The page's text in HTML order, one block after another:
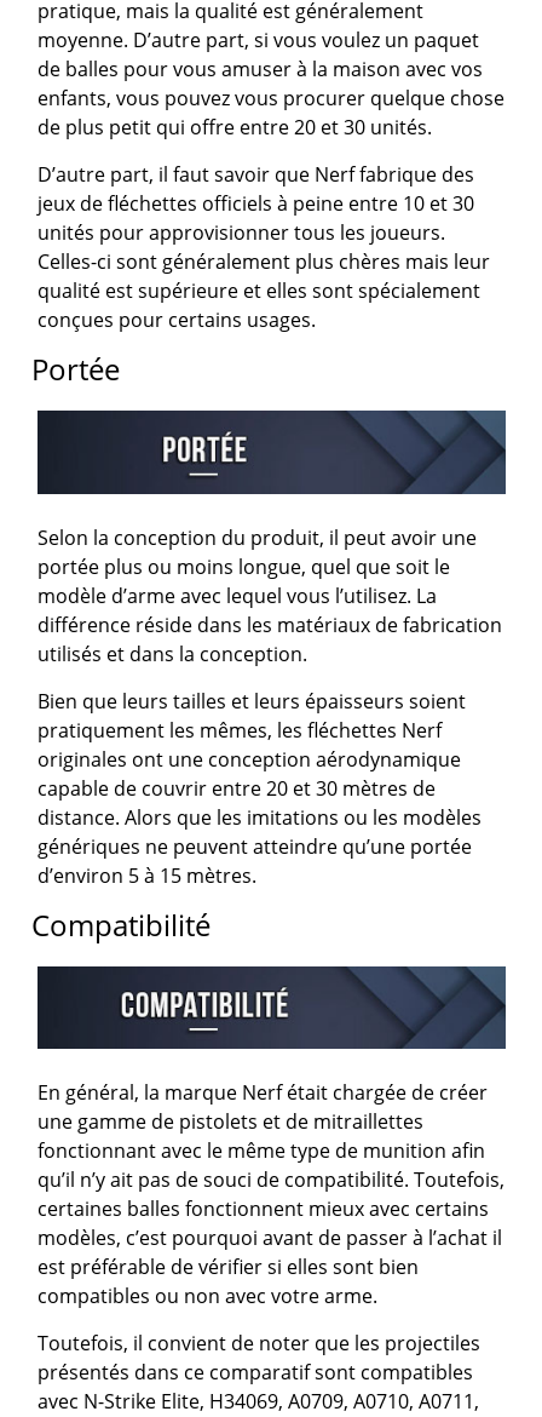
pratique, mais la qualité est généralement
moyenne. D’autre part, si vous voulez un paquet
de balles pour vous amuser à la maison avec vos
enfants, vous pouvez vous procurer quelque chose
de plus petit qui offre entre 20 et 30 unités.
D’autre part, il faut savoir que Nerf fabrique des
jeux de fléchettes officiels à peine entre 10 et 30
unités pour approvisionner tous les joueurs.
Celles-ci sont généralement plus chères mais leur
qualité est supérieure et elles sont spécialement
conçues pour certains usages.
Portée
Selon la conception du produit, il peut avoir une
portée plus ou moins longue, quel que soit le
modèle d’arme avec lequel vous l’utilisez. La
différence réside dans les matériaux de fabrication
utilisés et dans la conception.
Bien que leurs tailles et leurs épaisseurs soient
pratiquement les mêmes, les fléchettes Nerf
originales ont une conception aérodynamique
capable de couvrir entre 20 et 30 mètres de
distance. Alors que les imitations ou les modèles
génériques ne peuvent atteindre qu’une portée
d’environ 5 à 15 mètres.
Compatibilité
En général, la marque Nerf était chargée de créer
une gamme de pistolets et de mitraillettes
fonctionnant avec le même type de munition afin
qu’il n’y ait pas de souci de compatibilité. Toutefois,
certaines balles fonctionnent mieux avec certains
modèles, c’est pourquoi avant de passer à l’achat il
est préférable de vérifier si elles sont bien
compatibles ou non avec votre arme.
Toutefois, il convient de noter que les projectiles
présentés dans ce comparatif sont compatibles
avec N-Strike Elite, H34069, A0709, A0710, A0711,